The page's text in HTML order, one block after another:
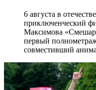
6 августа в
приключенческий
Максимова
первый
совместивший